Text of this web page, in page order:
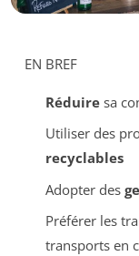
EN BREF
Réduiresa
Utiliser des
recyclables
Adopter des
Préférer les
transports en